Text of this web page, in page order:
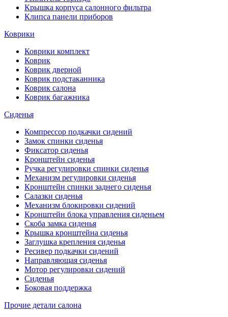
Крышка корпуса салонного фильтра
Клипса панели приборов
Коврики
Коврики комплект
Коврик
Коврик дверной
Коврик подстаканника
Коврик салона
Коврик багажника
Сиденья
Компрессор подкачки сидений
Замок спинки сиденья
Фиксатор сиденья
Кронштейн сиденья
Ручка регулировки спинки сиденья
Механизм регулировки сиденья
Кронштейн спинки заднего сиденья
Салазки сиденья
Механизм блокировки сидений
Кронштейн блока управления сиденьем
Скоба замка сиденья
Крышка кронштейна сиденья
Заглушка крепления сиденья
Ресивер подкачки сидений
Направляющая сиденья
Мотор регулировки сидений
Сиденья
Боковая поддержка
Прочие детали салона